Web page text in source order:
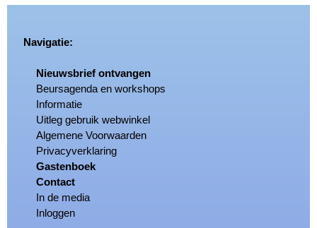
Navigatie:
Nieuwsbrief ontvangen
Beursagenda en workshops
Informatie
Uitleg gebruik webwinkel
Algemene Voorwaarden
Privacyverklaring
Gastenboek
Contact
In de media
Inloggen